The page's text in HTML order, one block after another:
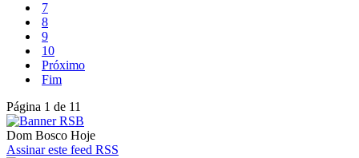
7
8
9
10
Próximo
Fim
Página 1 de 11
Dom Bosco Hoje
Assinar este feed RSS